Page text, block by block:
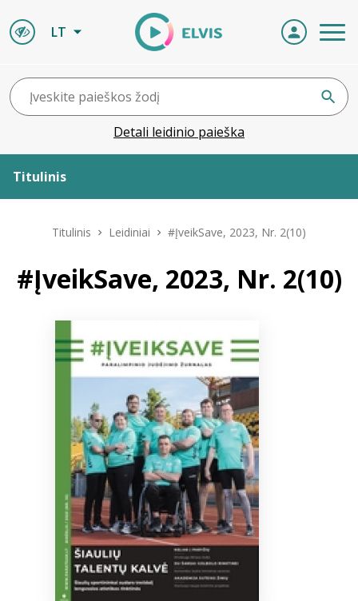
LT
Detali leidinio paieška
Titulinis
Leidiniai
Naujienos
Bibliotekoms
+370 667 80 541
info@elvislab.lt
Titulinis Leidiniai #ĮveikSave, 2023, Nr. 2(10)
#ĮveikSave, 2023, Nr. 2(10)